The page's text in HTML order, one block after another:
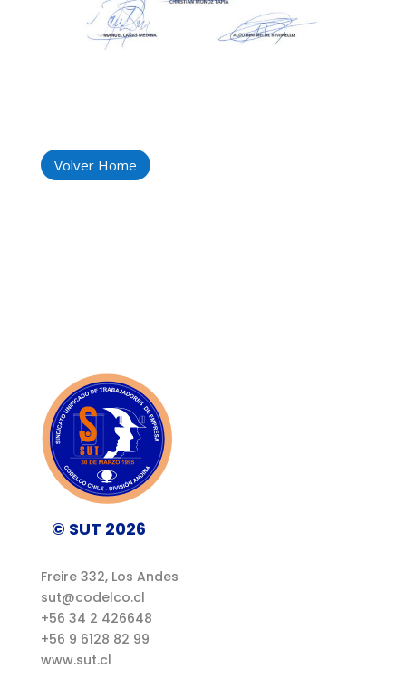
Volver Home
© SUT 2026
Freire 332, Los Andes
sut@codelco.cl
+56 34 2 426648
+56 9 6128 82 99
www.sut.cl